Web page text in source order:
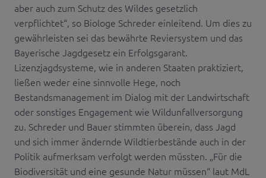
aber auch zum Schutz des Wildes gesetzlich
verpflichtet“, so Biologe Schreder einleitend. Um dies zu
gewährleisten sei das bewährte Reviersystem und das
Bayerische Jagdgesetz ein Erfolgsgarant.
Lizenzjagdsysteme, wie in anderen Staaten praktiziert,
ließen weder eine sinnvolle Hege, noch
Bestandsmanagement im Dialog mit der Landwirtschaft
oder sonstiges Engagement wie Wildunfallversorgung
zu. Schreder und Bauer stimmten überein, dass Jagd
und sich immer ändernde Wildtierbestände auch in der
Politik aufmerksam verfolgt werden müssten. „Für die
Biodiversität und eine gesunde Natur müssen“ laut MdL